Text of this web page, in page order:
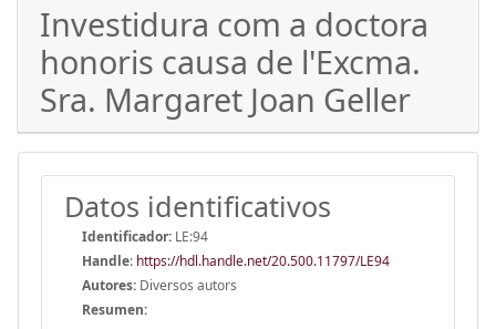
Investidura com a doctora
honoris causa de l'Excma.
Sra. Margaret Joan Geller
Datos identificativos
Identificador: LE:94
Handle: https://hdl.handle.net/20.500.11797/LE94
Autores: Diversos autors
Resumen: